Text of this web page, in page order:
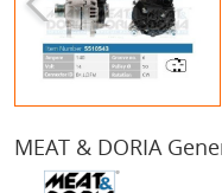
MEAT & DORIA